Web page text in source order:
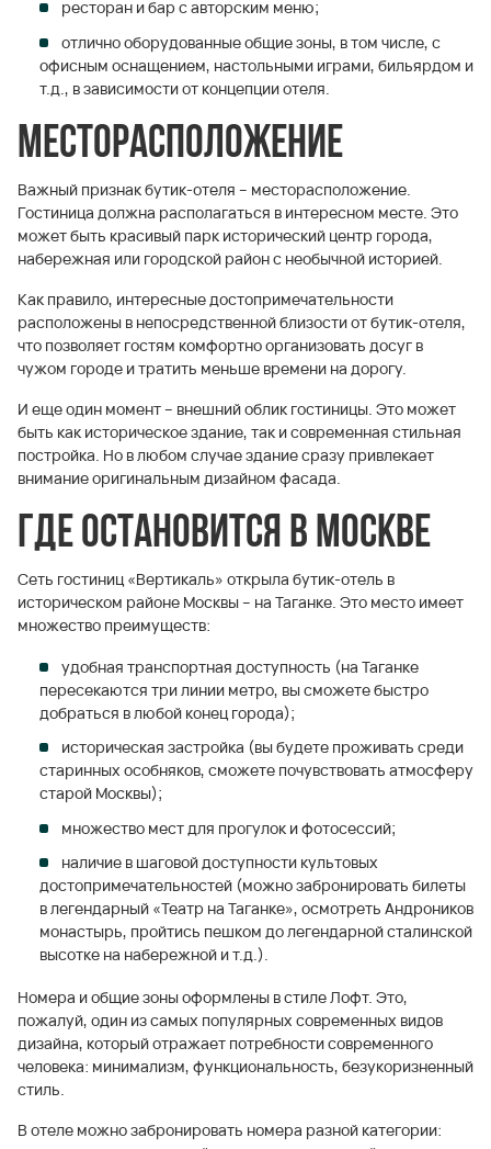
ресторан и бар с авторским меню;
отлично оборудованные общие зоны, в том числе, с
офисным оснащением, настольными играми, бильярдом и
т.д., в зависимости от концепции отеля.
Месторасположение
Важный признак бутик-отеля – месторасположение.
Гостиница должна располагаться в интересном месте. Это
может быть красивый парк исторический центр города,
набережная или городской район с необычной историей.
Как правило, интересные достопримечательности
расположены в непосредственной близости от бутик-отеля,
что позволяет гостям комфортно организовать досуг в
чужом городе и тратить меньше времени на дорогу.
И еще один момент – внешний облик гостиницы. Это может
быть как историческое здание, так и современная стильная
постройка. Но в любом случае здание сразу привлекает
внимание оригинальным дизайном фасада.
Где остановится в Москве
Сеть гостиниц «Вертикаль» открыла бутик-отель в
историческом районе Москвы – на Таганке. Это место имеет
множество преимуществ:
удобная транспортная доступность (на Таганке
пересекаются три линии метро, вы сможете быстро
добраться в любой конец города);
историческая застройка (вы будете проживать среди
старинных особняков, сможете почувствовать атмосферу
старой Москвы);
множество мест для прогулок и фотосессий;
наличие в шаговой доступности культовых
достопримечательностей (можно забронировать билеты
в легендарный «Театр на Таганке», осмотреть Андроников
монастырь, пройтись пешком до легендарной сталинской
высотке на набережной и т.д.).
Номера и общие зоны оформлены в стиле Лофт. Это,
пожалуй, один из самых популярных современных видов
дизайна, который отражает потребности современного
человека: минимализм, функциональность, безукоризненный
стиль.
В отеле можно забронировать номера разной категории: